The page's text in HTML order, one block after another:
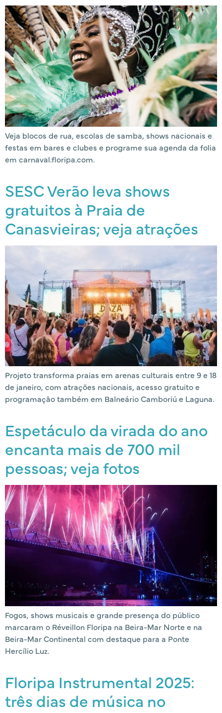
Veja blocos de rua, escolas de samba, shows nacionais e
festas em bares e clubes e programe sua agenda da folia
em carnaval.floripa.com.
SESC Verão leva shows
gratuitos à Praia de
Canasvieiras; veja atrações
Projeto transforma praias em arenas culturais entre 9 e 18
de janeiro, com atrações nacionais, acesso gratuito e
programação também em Balneário Camboriú e Laguna.
Espetáculo da virada do ano
encanta mais de 700 mil
pessoas; veja fotos
Fogos, shows musicais e grande presença do público
marcaram o Réveillon Floripa na Beira-Mar Norte e na
Beira-Mar Continental com destaque para a Ponte
Hercílio Luz.
Floripa Instrumental 2025:
três dias de música no